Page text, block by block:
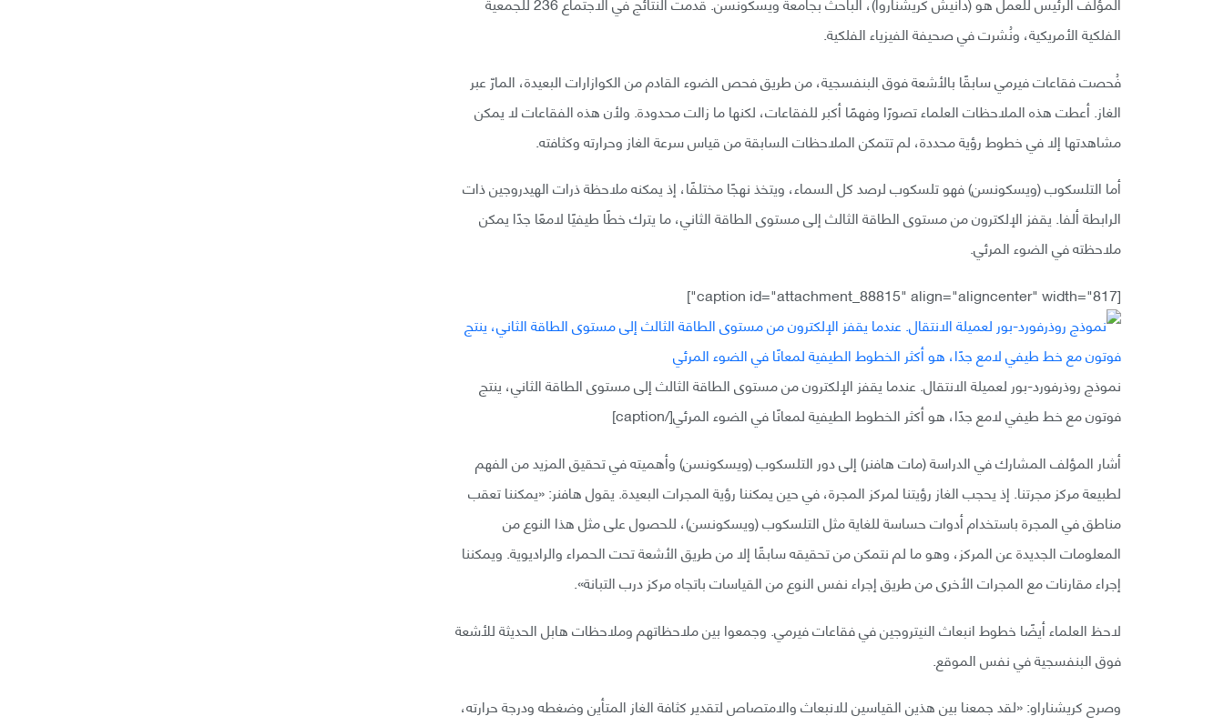
الفلكية الأمريكية، ونُشرت في صحيفة الفيزياء الفلكية.
فُحصت فقاعات فيرمي سابقًا بالأشعة فوق البنفسجية، من طريق فحص الضوء القادم من الكوازارات البعيدة، المارّ عبر
الغاز. أعطت هذه الملاحظات العلماء تصورًا وفهمًا أكبر للفقاعات، لكنها ما زالت محدودة. ولأن هذه الفقاعات لا يمكن
مشاهدتها إلا في خطوط رؤية محددة، لم تتمكن الملاحظات السابقة من قياس سرعة الغاز وحرارته وكثافته.
أما التلسكوب (ويسكونسن) فهو تلسكوب لرصد كل السماء، ويتخذ نهجًا مختلفًا، إذ يمكنه ملاحظة ذرات الهيدروجين ذات
الرابطة ألفا. يقفز الإلكترون من مستوى الطاقة الثالث إلى مستوى الطاقة الثاني، ما يترك خطًا طيفيًا لامعًا جدًا يمكن
ملاحظته في الضوء المرئي.
[caption id="attachment_88815" align="aligncenter" width="817"]
نموذج روذرفورد-بور لعميلة الانتقال. عندما يقفز الإلكترون من مستوى الطاقة الثالث إلى مستوى الطاقة الثاني، ينتج
فوتون مع خط طيفي لامع جدًا، هو أكثر الخطوط الطيفية لمعانًا في الضوء المرئي[/caption]
أشار المؤلف المشارك في الدراسة (مات هافنر) إلى دور التلسكوب (ويسكونسن) وأهميته في تحقيق المزيد من الفهم
لطبيعة مركز مجرتنا. إذ يحجب الغاز رؤيتنا لمركز المجرة، في حين يمكننا رؤية المجرات البعيدة. يقول هافنر: «يمكننا تعقب
مناطق في المجرة باستخدام أدوات حساسة للغاية مثل التلسكوب (ويسكونسن)، للحصول على مثل هذا النوع من
المعلومات الجديدة عن المركز، وهو ما لم نتمكن من تحقيقه سابقًا إلا من طريق الأشعة تحت الحمراء والراديوية. ويمكننا
إجراء مقارنات مع المجرات الأخرى من طريق إجراء نفس النوع من القياسات باتجاه مركز درب التبانة».
لاحظ العلماء أيضًا خطوط انبعاث النيتروجين في فقاعات فيرمي. وجمعوا بين ملاحظاتهم وملاحظات هابل الحديثة للأشعة
فوق البنفسجية في نفس الموقع.
وصرح كريشناراو: «لقد جمعنا بين هذين القياسين للانبعاث والامتصاص لتقدير كثافة الغاز المتأين وضغطه ودرجة حرارته،